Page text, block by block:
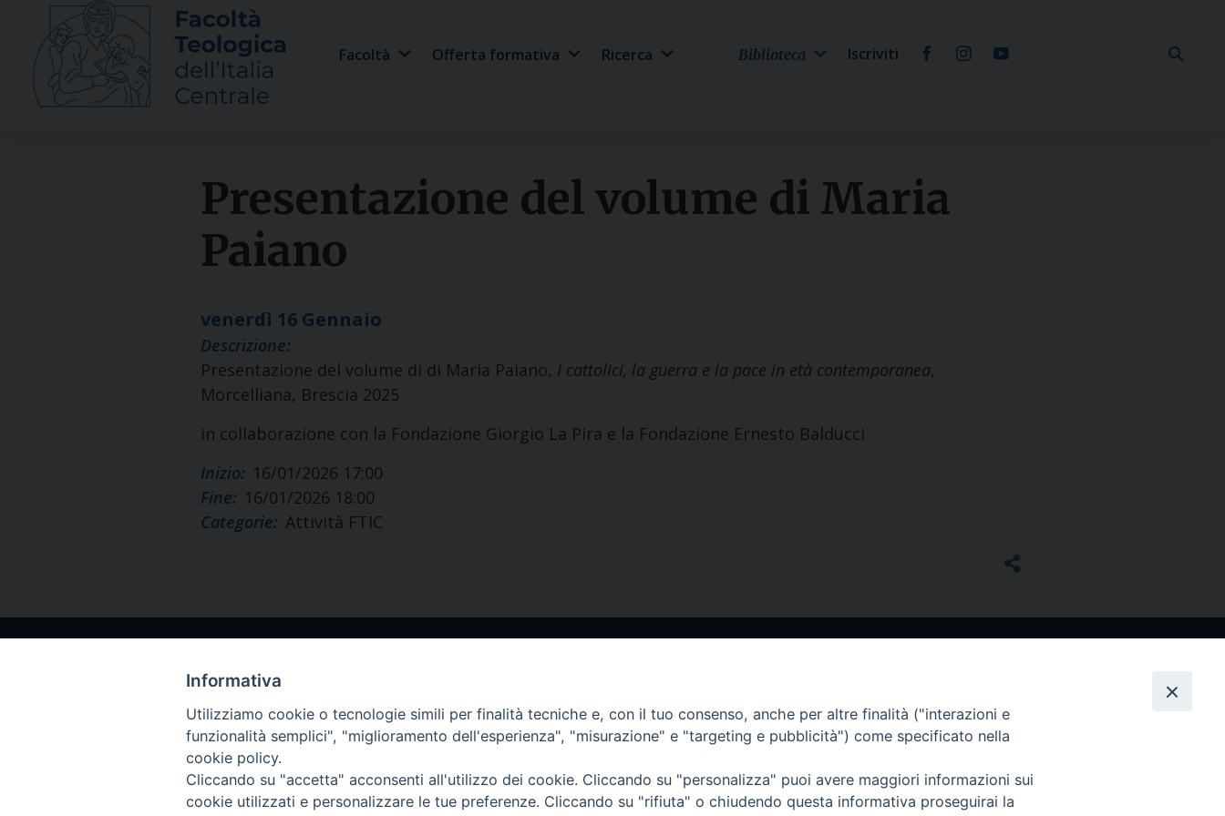
content
Facoltà Offerta formativa Ricerca Biblioteca Iscriviti
Presentazione del volume di Maria
Paiano
venerdì 16 Gennaio
Descrizione:
Presentazione del volume di di Maria Paiano, I cattolici, la guerra e la pace in età contemporanea,
Morcelliana, Brescia 2025
in collaborazione con la Fondazione Giorgio La Pira e la Fondazione Ernesto Balducci
Inizio: 16/01/2026 17:00
Fine: 16/01/2026 18:00
Categorie: Attività FTIC
50124 Firenze
segreteria@teofir.it
www.teofir.it
Informativa
Utilizziamo cookie o tecnologie simili per finalità tecniche e, con il tuo consenso, anche per altre finalità ("interazioni e
funzionalità semplici", "miglioramento dell'esperienza", "misurazione" e "targeting e pubblicità") come specificato nella
cookie policy.
Cliccando su "accetta" acconsenti all'utilizzo dei cookie. Cliccando su "personalizza" puoi avere maggiori informazioni sui
cookie utilizzati e personalizzare le tue preferenze. Cliccando su "rifiuta" o chiudendo questa informativa proseguirai la